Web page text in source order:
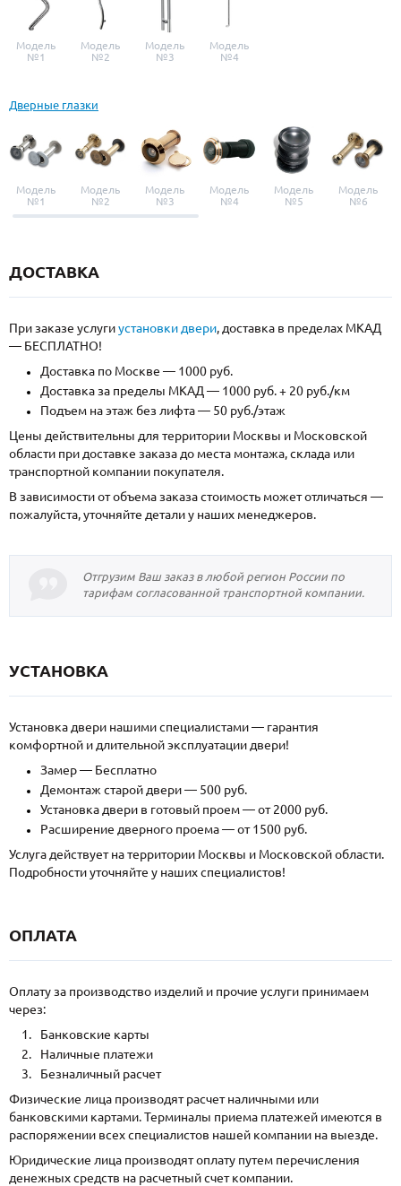
Модель
№1
Модель
№2
Модель
№3
Модель
№4
Дверные глазки
Модель
№1
Модель
№2
Модель
№3
Модель
№4
Модель
№5
Модель
№6
ДОСТАВКА
При заказе услугиустановки двери, доставка в пределах МКАД
— БЕСПЛАТНО!
Доставка по Москве — 1000 руб.
Доставка за пределы МКАД — 1000 руб. + 20 руб./км
Подъем на этаж без лифта — 50 руб./этаж
Цены действительны для территории Москвы и Московской
области при доставке заказа до места монтажа, склада или
транспортной компании покупателя.
В зависимости от объема заказа стоимость может отличаться —
пожалуйста, уточняйте детали у наших менеджеров.
Отгрузим Ваш заказ в любой регион России по
тарифам согласованной транспортной компании.
УСТАНОВКА
Установка двери нашими специалистами — гарантия
комфортной и длительной эксплуатации двери!
Замер — Бесплатно
Демонтаж старой двери — 500 руб.
Установка двери в готовый проем — от 2000 руб.
Расширение дверного проема — от 1500 руб.
Услуга действует на территории Москвы и Московской области.
Подробности уточняйте у наших специалистов!
ОПЛАТА
Оплату за производство изделий и прочие услуги принимаем
через:
Банковские карты
Наличные платежи
Безналичный расчет
Физические лица производят расчет наличными или
банковскими картами. Терминалы приема платежей имеются в
распоряжении всех специалистов нашей компании на выезде.
Юридические лица производят оплату путем перечисления
денежных средств на расчетный счет компании.